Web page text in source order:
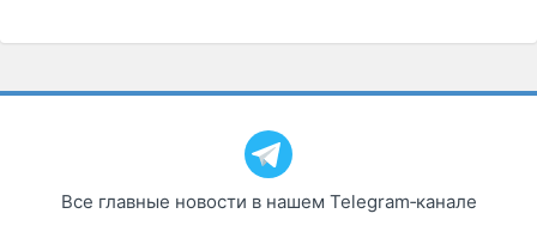
Все главные новости в нашем Telegram‑канале